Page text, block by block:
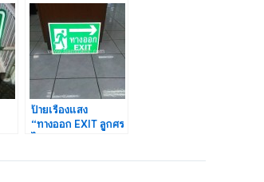
ป้ายเรืองแสง
“ทางออก EXIT ลูกศร